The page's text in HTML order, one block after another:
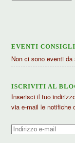
EVENTI
Non ci sono eventi da
ISCRIVITI AL
Inserisci il tuo
via e-mail le notifiche
Indirizzo